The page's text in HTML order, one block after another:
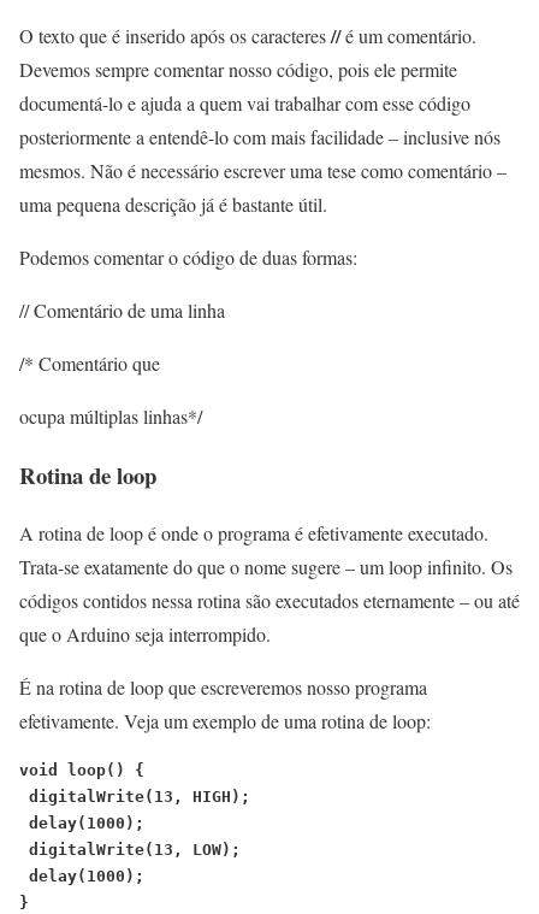
O texto que é inserido após os caracteres//é um comentário.
Devemos sempre comentar nosso código, pois ele permite
documentá-lo e ajuda a quem vai trabalhar com esse código
posteriormente a entendê-lo com mais facilidade – inclusive nós
mesmos. Não é necessário escrever uma tese como comentário –
uma pequena descrição já é bastante útil.
Podemos comentar o código de duas formas:
// Comentário de uma linha
/* Comentário que
ocupa múltiplas linhas*/
Rotina de loop
A rotina de loop é onde o programa é efetivamente executado.
Trata-se exatamente do que o nome sugere – um loop infinito. Os
códigos contidos nessa rotina são executados eternamente – ou até
que o Arduino seja interrompido.
É na rotina de loop que escreveremos nosso programa
efetivamente. Veja um exemplo de uma rotina de loop:
void loop() {
digitalWrite(13, HIGH);
delay(1000);
digitalWrite(13, LOW);
delay(1000);
}